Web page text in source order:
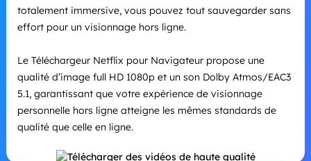
totalement immersive, vous pouvez tout sauvegarder sans
effort pour un visionnage hors ligne.
Le Téléchargeur Netflix pour Navigateur propose une
qualité d’image full HD 1080p et un son Dolby Atmos/EAC3
5.1, garantissant que votre expérience de visionnage
personnelle hors ligne atteigne les mêmes standards de
qualité que celle en ligne.